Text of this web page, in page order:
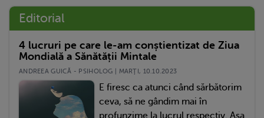
Editorial
4 lucruri pe care le-am conștientizat de Ziua
Mondială a Sănătății Mintale
ANDREEA GUICĂ - PSIHOLOG | MARŢI, 10.10.2023
E firesc ca atunci când sărbătorim
ceva, să ne gândim mai în
profunzime la lucrul respectiv. Așa